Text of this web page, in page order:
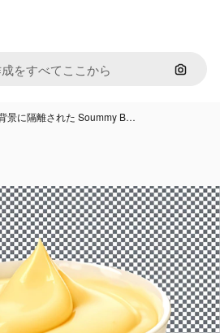
画像で
景に隔離された Soummy B…